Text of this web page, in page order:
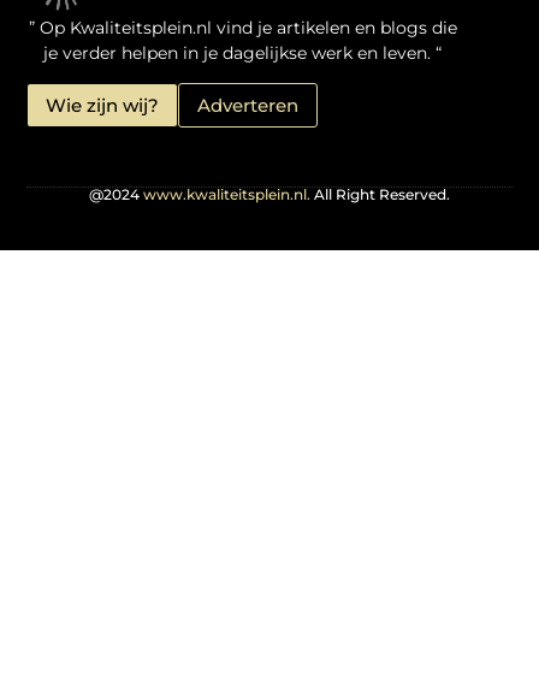
” Op Kwaliteitsplein.nl vind je artikelen en blogs die
je verder helpen in je dagelijkse werk en leven. “
Wie zijn wij? Adverteren
@2024 www.kwaliteitsplein.nl. All Right Reserved.